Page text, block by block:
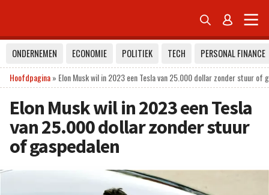
 
ONDERNEMEN ECONOMIE POLITIEK TECH
PERSONAL FINANCE
Hoofdpagina» Elon Musk wil in 2023 een Tesla van 25.000 dollar zonder stuur of
Elon Musk wil in 2023 een Tesla
van 25.000 dollar zonder stuur
of gaspedalen